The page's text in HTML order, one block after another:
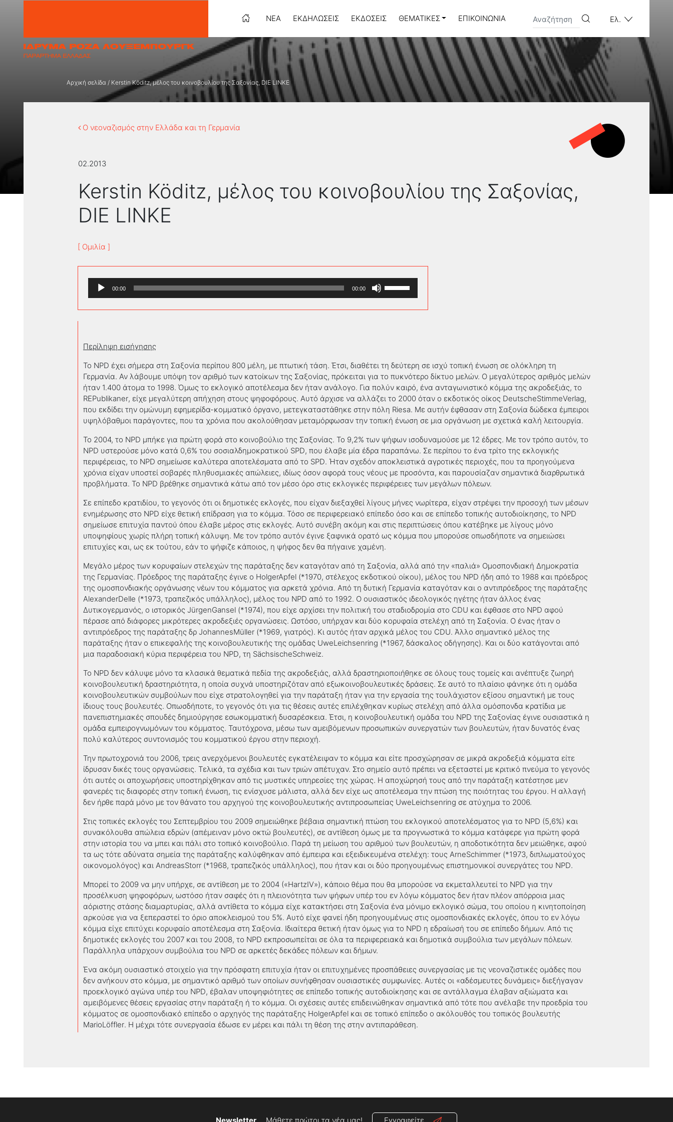
ΝΈΑ
ΕΚΔΗΛΏΣΕΙΣ ΕΚΔΌΣΕΙΣ ΘΕΜΑΤΙΚΈΣ ΕΠΙΚΟΙΝΩΝΊΑ Ελ.
Αρχική σελίδα / Kerstin Köditz, μέλος του κοινοβουλίου της Σαξονίας, DIE LINKE
Ο νεοναζισμός στην Ελλάδα και τη Γερμανία
02.2013
Kerstin Köditz, μέλος του κοινοβουλίου της Σαξονίας,
DIE LINKE
[ Ομιλία ]
Πρόγραμμα
Αναπαραγωγής
00:00 00:00
αυξήσετε
ή
να
μειώσετε
ένταση.
Περίληψη εισήγησης
Το NPD έχει σήμερα στη Σαξονία περίπου 800 μέλη, με πτωτική τάση. Έτσι, διαθέτει τη δεύτερη σε ισχύ τοπική ένωση σε ολόκληρη τη
Γερμανία. Αν λάβουμε υπόψη τον αριθμό των κατοίκων της Σαξονίας, πρόκειται για το πυκνότερο δίκτυο μελών. Ο μεγαλύτερος αριθμός μελών
ήταν 1.400 άτομα το 1998. Όμως το εκλογικό αποτέλεσμα δεν ήταν ανάλογο. Για πολύν καιρό, ένα ανταγωνιστικό κόμμα της ακροδεξιάς, το
REPublikaner, είχε μεγαλύτερη απήχηση στους ψηφοφόρους. Αυτό άρχισε να αλλάζει το 2000 όταν ο εκδοτικός οίκος DeutscheStimmeVerlag,
που εκδίδει την ομώνυμη εφημερίδα-κομματικό όργανο, μετεγκαταστάθηκε στην πόλη Riesa. Με αυτήν έφθασαν στη Σαξονία δώδεκα έμπειροι
υψηλόβαθμοι παράγοντες, που τα χρόνια που ακολούθησαν μεταμόρφωσαν την τοπική ένωση σε μια οργάνωση με σχετικά καλή λειτουργία.
Το 2004, το NPD μπήκε για πρώτη φορά στο κοινοβούλιο της Σαξονίας. Το 9,2% των ψήφων ισοδυναμούσε με 12 έδρες. Με τον τρόπο αυτόν, το
NPD υστερούσε μόνο κατά 0,6% του σοσιαλδημοκρατικού SPD, που έλαβε μία έδρα παραπάνω. Σε περίπου το ένα τρίτο της εκλογικής
περιφέρειας, το NPD σημείωσε καλύτερα αποτελέσματα από το SPD. Ήταν σχεδόν αποκλειστικά αγροτικές περιοχές, που τα προηγούμενα
χρόνια είχαν υποστεί σοβαρές πληθυσμιακές απώλειες, ιδίως όσον αφορά τους νέους με προσόντα, και παρουσίαζαν σημαντικά διαρθρωτικά
προβλήματα. Το NPD βρέθηκε σημαντικά κάτω από τον μέσο όρο στις εκλογικές περιφέρειες των μεγάλων πόλεων.
Σε επίπεδο κρατιδίου, το γεγονός ότι οι δημοτικές εκλογές, που είχαν διεξαχθεί λίγους μήνες νωρίτερα, είχαν στρέψει την προσοχή των μέσων
ενημέρωσης στο NPD είχε θετική επίδραση για το κόμμα. Τόσο σε περιφερειακό επίπεδο όσο και σε επίπεδο τοπικής αυτοδιοίκησης, το NPD
σημείωσε επιτυχία παντού όπου έλαβε μέρος στις εκλογές. Αυτό συνέβη ακόμη και στις περιπτώσεις όπου κατέβηκε με λίγους μόνο
υποψηφίους χωρίς πλήρη τοπική κάλυψη. Με τον τρόπο αυτόν έγινε ξαφνικά ορατό ως κόμμα που μπορούσε οπωσδήποτε να σημειώσει
επιτυχίες και, ως εκ τούτου, εάν το ψήφιζε κάποιος, η ψήφος δεν θα πήγαινε χαμένη.
Μεγάλο μέρος των κορυφαίων στελεχών της παράταξης δεν καταγόταν από τη Σαξονία, αλλά από την «παλιά» Ομοσπονδιακή Δημοκρατία
της Γερμανίας. Πρόεδρος της παράταξης έγινε ο HolgerApfel (*1970, στέλεχος εκδοτικού οίκου), μέλος του NPD ήδη από το 1988 και πρόεδρος
της ομοσπονδιακής οργάνωσης νέων του κόμματος για αρκετά χρόνια. Από τη δυτική Γερμανία καταγόταν και ο αντιπρόεδρος της παράταξης
AlexanderDelle (*1973, τραπεζικός υπάλληλος), μέλος του NPD από το 1992. Ο ουσιαστικός ιδεολογικός ηγέτης ήταν άλλος ένας
Δυτικογερμανός, ο ιστορικός JürgenGansel (*1974), που είχε αρχίσει την πολιτική του σταδιοδρομία στο CDU και έφθασε στο NPD αφού
πέρασε από διάφορες μικρότερες ακροδεξιές οργανώσεις. Ωστόσο, υπήρχαν και δύο κορυφαία στελέχη από τη Σαξονία. Ο ένας ήταν ο
αντιπρόεδρος της παράταξης δρ JohannesMüller (*1969, γιατρός). Κι αυτός ήταν αρχικά μέλος του CDU. Άλλο σημαντικό μέλος της
παράταξης ήταν ο επικεφαλής της κοινοβουλευτικής της ομάδας UweLeichsenring (*1967, δάσκαλος οδήγησης). Και οι δύο κατάγονται από
μια παραδοσιακή κύρια περιφέρεια του NPD, τη SächsischeSchweiz.
Το NPD δεν κάλυψε μόνο τα κλασικά θεματικά πεδία της ακροδεξιάς, αλλά δραστηριοποιήθηκε σε όλους τους τομείς και ανέπτυξε ζωηρή
κοινοβουλευτική δραστηριότητα, η οποία συχνά υποστηριζόταν από εξωκοινοβουλευτικές δράσεις. Σε αυτό το πλαίσιο φάνηκε ότι η ομάδα
κοινοβουλευτικών συμβούλων που είχε στρατολογηθεί για την παράταξη ήταν για την εργασία της τουλάχιστον εξίσου σημαντική με τους
ίδιους τους βουλευτές. Οπωσδήποτε, το γεγονός ότι για τις θέσεις αυτές επιλέχθηκαν κυρίως στελέχη από άλλα ομόσπονδα κρατίδια με
πανεπιστημιακές σπουδές δημιούργησε εσωκομματική δυσαρέσκεια. Έτσι, η κοινοβουλευτική ομάδα του NPD της Σαξονίας έγινε ουσιαστικά η
ομάδα εμπειρογνωμόνων του κόμματος. Ταυτόχρονα, μέσω των αμειβόμενων προσωπικών συνεργατών των βουλευτών, ήταν δυνατός ένας
πολύ καλύτερος συντονισμός του κομματικού έργου στην περιοχή.
Την πρωτοχρονιά του 2006, τρεις ανερχόμενοι βουλευτές εγκατέλειψαν το κόμμα και είτε προσχώρησαν σε μικρά ακροδεξιά κόμματα είτε
ίδρυσαν δικές τους οργανώσεις. Τελικά, τα σχέδια και των τριών απέτυχαν. Στο σημείο αυτό πρέπει να εξεταστεί με κριτικό πνεύμα το γεγονός
ότι αυτές οι αποχωρήσεις υποστηρίχθηκαν από τις μυστικές υπηρεσίες της χώρας. Η αποχώρησή τους από την παράταξη κατέστησε μεν
φανερές τις διαφορές στην τοπική ένωση, τις ενίσχυσε μάλιστα, αλλά δεν είχε ως αποτέλεσμα την πτώση της ποιότητας του έργου. Η αλλαγή
δεν ήρθε παρά μόνο με τον θάνατο του αρχηγού της κοινοβουλευτικής αντιπροσωπείας UweLeichsenring σε ατύχημα το 2006.
Στις τοπικές εκλογές του Σεπτεμβρίου του 2009 σημειώθηκε βέβαια σημαντική πτώση του εκλογικού αποτελέσματος για το NPD (5,6%) και
συνακόλουθα απώλεια εδρών (απέμειναν μόνο οκτώ βουλευτές), σε αντίθεση όμως με τα προγνωστικά το κόμμα κατάφερε για πρώτη φορά
στην ιστορία του να μπει και πάλι στο τοπικό κοινοβούλιο. Παρά τη μείωση του αριθμού των βουλευτών, η αποδοτικότητα δεν μειώθηκε, αφού
τα ως τότε αδύνατα σημεία της παράταξης καλύφθηκαν από έμπειρα και εξειδικευμένα στελέχη: τους ArneSchimmer (*1973, διπλωματούχος
οικονομολόγος) και AndreasStorr (*1968, τραπεζικός υπάλληλος), που ήταν και οι δύο προηγουμένως επιστημονικοί συνεργάτες του NPD.
Μπορεί το 2009 να μην υπήρχε, σε αντίθεση με το 2004 («HartzIV»), κάποιο θέμα που θα μπορούσε να εκμεταλλευτεί το NPD για την
προσέλκυση ψηφοφόρων, ωστόσο ήταν σαφές ότι η πλειονότητα των ψήφων υπέρ του εν λόγω κόμματος δεν ήταν πλέον απόρροια μιας
αόριστης στάσης διαμαρτυρίας, αλλά αντίθετα το κόμμα είχε κατακτήσει στη Σαξονία ένα μόνιμο εκλογικό σώμα, του οποίου η κινητοποίηση
αρκούσε για να ξεπεραστεί το όριο αποκλεισμού του 5%. Αυτό είχε φανεί ήδη προηγουμένως στις ομοσπονδιακές εκλογές, όπου το εν λόγω
κόμμα είχε επιτύχει κορυφαίο αποτέλεσμα στη Σαξονία. Ιδιαίτερα θετική ήταν όμως για το NPD η εδραίωσή του σε επίπεδο δήμων. Από τις
δημοτικές εκλογές του 2007 και του 2008, το NPD εκπροσωπείται σε όλα τα περιφερειακά και δημοτικά συμβούλια των μεγάλων πόλεων.
Παράλληλα υπάρχουν συμβούλια του NPD σε αρκετές δεκάδες πόλεων και δήμων.
Ένα ακόμη ουσιαστικό στοιχείο για την πρόσφατη επιτυχία ήταν οι επιτυχημένες προσπάθειες συνεργασίας με τις νεοναζιστικές ομάδες που
δεν ανήκουν στο κόμμα, με σημαντικό αριθμό των οποίων συνήφθησαν ουσιαστικές συμφωνίες. Αυτές οι «αδέσμευτες δυνάμεις» διεξήγαγαν
προεκλογικό αγώνα υπέρ του NPD, έβαλαν υποψηφιότητες σε επίπεδο τοπικής αυτοδιοίκησης και σε αντάλλαγμα έλαβαν αξιώματα και
αμειβόμενες θέσεις εργασίας στην παράταξη ή το κόμμα. Οι σχέσεις αυτές επιδεινώθηκαν σημαντικά από τότε που ανέλαβε την προεδρία του
κόμματος σε ομοσπονδιακό επίπεδο ο αρχηγός της παράταξης HolgerApfel και σε τοπικό επίπεδο ο ακόλουθός του τοπικός βουλευτής
MarioLöffler. Η μέχρι τότε συνεργασία έδωσε εν μέρει και πάλι τη θέση της στην αντιπαράθεση.